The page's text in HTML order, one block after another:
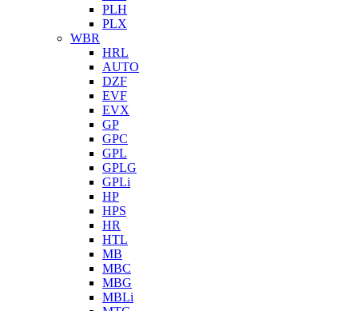
PLH
PLX
WBR
HRL
AUTO
DZF
EVF
EVX
GP
GPC
GPL
GPLG
GPLi
HP
HPS
HR
HTL
MB
MBC
MBG
MBLi